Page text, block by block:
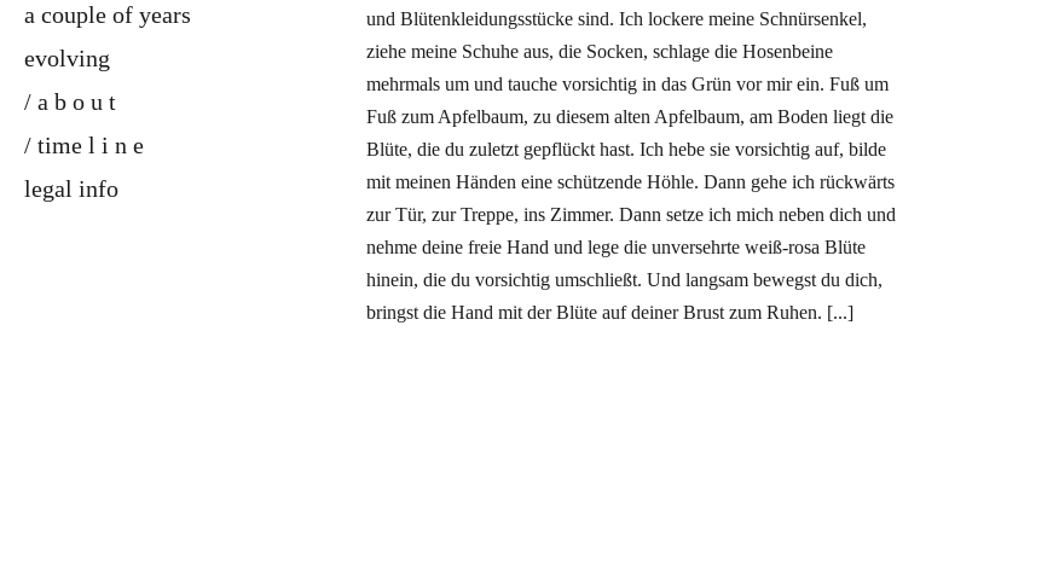
a couple of years
evolving
/ a b o u t
/ time l i n e
legal info
und Blütenkleidungsstücke sind. Ich lockere meine Schnürsenkel,
ziehe meine Schuhe aus, die Socken, schlage die Hosenbeine
mehrmals um und tauche vorsichtig in das Grün vor mir ein. Fuß um
Fuß zum Apfelbaum, zu diesem alten Apfelbaum, am Boden liegt die
Blüte, die du zuletzt gepflückt hast. Ich hebe sie vorsichtig auf, bilde
mit meinen Händen eine schützende Höhle. Dann gehe ich rückwärts
zur Tür, zur Treppe, ins Zimmer. Dann setze ich mich neben dich und
nehme deine freie Hand und lege die unversehrte weiß-rosa Blüte
hinein, die du vorsichtig umschließt. Und langsam bewegst du dich,
bringst die Hand mit der Blüte auf deiner Brust zum Ruhen. [...]